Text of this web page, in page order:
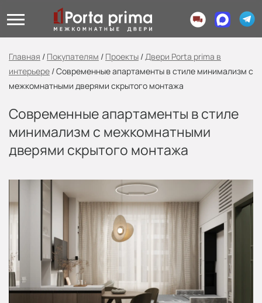
Главная / Покупателям / Проекты /Двери Porta prima в
интерьере /Современные апартаменты в стиле минимализм с
межкомнатными дверями скрытого монтажа
Современные апартаменты в стиле
минимализм с межкомнатными
дверями скрытого монтажа